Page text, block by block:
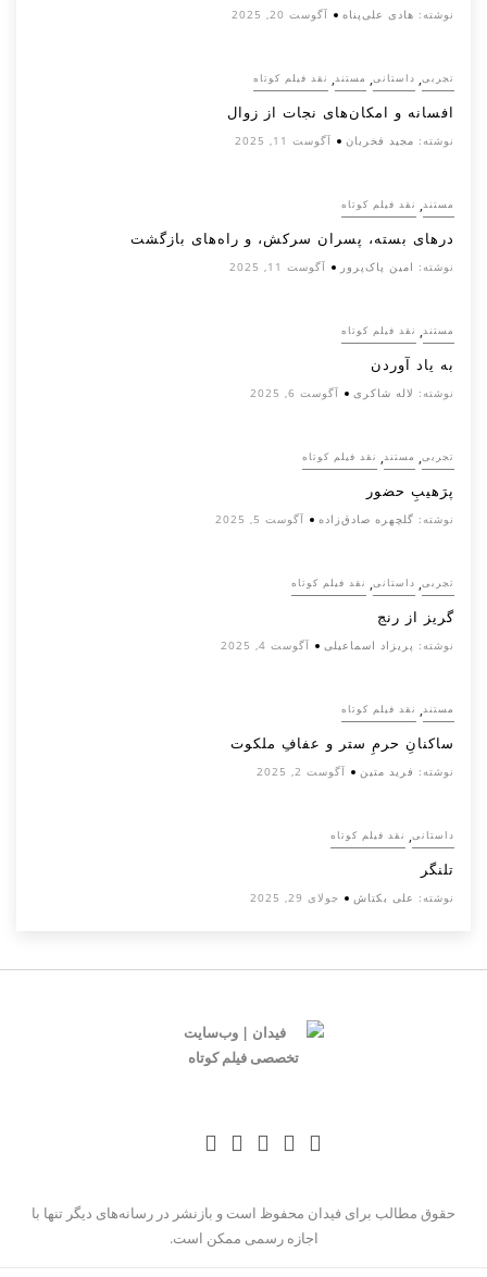
نوشته: هادی علی‌پناه آگوست 20, 2025
تجربی, داستانی, مستند, نقد فیلم کوتاه
افسانه‌ و امکان‌های نجات از زوال
نوشته: مجید فخریان آگوست 11, 2025
مستند, نقد فیلم کوتاه
درهای بسته، پسران سرکش، و راه‌های بازگشت
نوشته: امین پاک‌پرور آگوست 11, 2025
مستند, نقد فیلم کوتاه
به یاد آوردن
نوشته: لاله شاکری آگوست 6, 2025
تجربی, مستند, نقد فیلم کوتاه
پرَهیب‌ِ حضور
نوشته: گلچهره صادق‌زاده آگوست 5, 2025
تجربی, داستانی, نقد فیلم کوتاه
گریز از رنج
نوشته: پریزاد اسماعیلی آگوست 4, 2025
مستند, نقد فیلم کوتاه
ساکنانِ حرمِ ستر و عفافِ ملکوت
نوشته: فرید متین آگوست 2, 2025
داستانی, نقد فیلم کوتاه
تلنگر
نوشته: علی بکتاش جولای 29, 2025
حقوق مطالب برای فیدان محفوظ است و بازنشر در رسانه‌های دیگر تنها با
اجازه رسمی ممکن است.